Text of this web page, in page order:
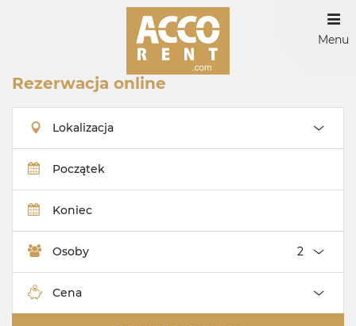
Menu
Rezerwacja online
Lokalizacja
Początek
Koniec
Osoby
Cena